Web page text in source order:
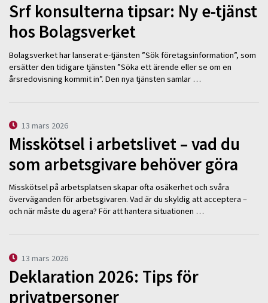
Srf konsulterna tipsar: Ny e-tjänst
hos Bolagsverket
Bolagsverket har lanserat e-tjänsten ”Sök företagsinformation”, som
ersätter den tidigare tjänsten ”Söka ett ärende eller se om en
årsredovisning kommit in”. Den nya tjänsten samlar …
13 mars 2026
Misskötsel i arbetslivet – vad du
som arbetsgivare behöver göra
Misskötsel på arbetsplatsen skapar ofta osäkerhet och svåra
överväganden för arbetsgivaren. Vad är du skyldig att acceptera –
och när måste du agera? För att hantera situationen …
13 mars 2026
Deklaration 2026: Tips för
privatpersoner